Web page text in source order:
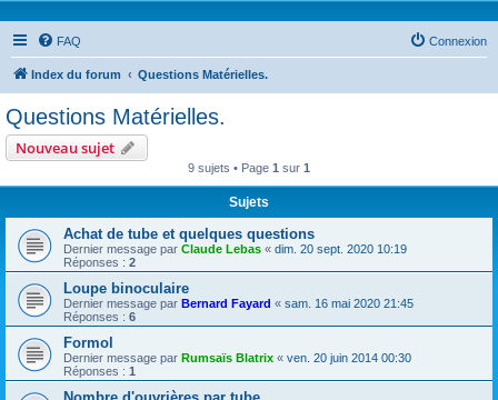
FAQ Connexion
Index du forum Questions Matérielles.
Questions Matérielles.
Nouveau sujet
9 sujets • Page 1 sur 1
Sujets
Achat de tube et quelques questions
Dernier message par Claude Lebas « dim. 20 sept. 2020 10:19
Réponses : 2
Loupe binoculaire
Dernier message par Bernard Fayard « sam. 16 mai 2020 21:45
Réponses : 6
Formol
Dernier message par Rumsaïs Blatrix « ven. 20 juin 2014 00:30
Réponses : 1